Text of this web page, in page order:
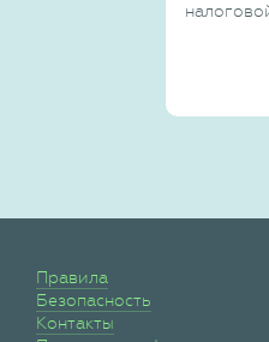
Правила
Безопасность
Контакты